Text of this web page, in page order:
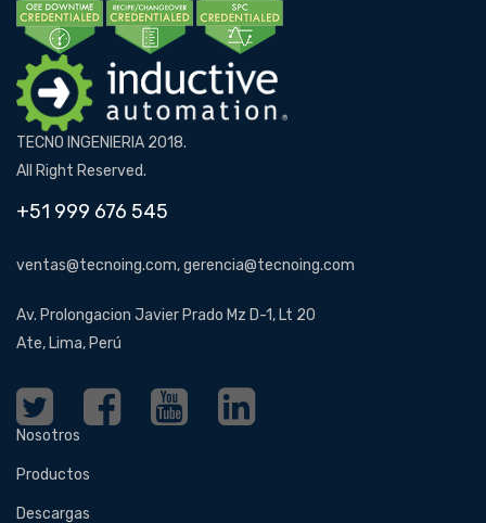
TECNO INGENIERIA 2018.
All Right Reserved.
+51 999 676 545
ventas@tecnoing.com, gerencia@tecnoing.com
Av. Prolongacion Javier Prado Mz D-1, Lt 20
Ate, Lima, Perú
Nosotros
Productos
Descargas